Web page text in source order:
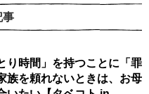
事
り時間」を持つことに「罪
族を頼れないときは、お母